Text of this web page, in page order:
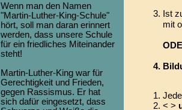
Wenn man den Namen
"Martin-Luther-King-Schule"
hört, soll man daran erinnert
werden, dass unsere Schule
für ein friedliches Miteinander
steht!
Martin-Luther-King war für
Gerechtigkeit und Frieden,
gegen Rassismus. Er hat
sich dafür eingesetzt, dass
Ist
mit
< >